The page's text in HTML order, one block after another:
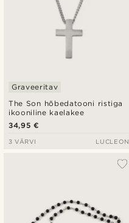
The Son hõbedatooni ristiga
ikooniline kaelakee
Graveeritav
34,95 €
3 VÄRVI LUCLEON